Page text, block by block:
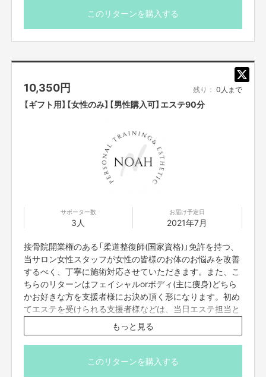
このリターンを購入する
10,350円 残り： 0人まで
【ギフト用】【女性のみ】【男性購入可】エステ90分
サポーター数
3人
お届け予定日
2021年7月
接骨院開業権のある「柔道整復師(国家資格)」免許を持つ、
当サロン女性スタッフが女性の皆様のお体のお悩みを改善
するべく、丁寧に施術対応させていただきます。また、こ
ちらのリターンはフェイシャルorボディ(主に痩身)どちら
かお好きな方を支援者様にお決め頂く形になります。初め
てエステを受けられる支援者様などは、当日エステ担当と
カウンセリングの上、お決め頂くことも可能でございま
す。
※リターン実施は、グランドオープン後となります。
もっと見る
このリターンを購入する